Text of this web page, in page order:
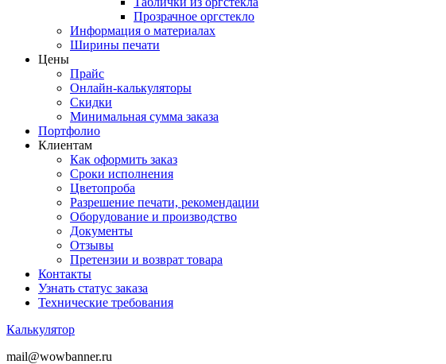
Прозрачное оргстекло
Информация о материалах
Ширины печати
Цены
Прайс
Онлайн-калькуляторы
Скидки
Минимальная сумма заказа
Портфолио
Клиентам
Как оформить заказ
Сроки исполнения
Цветопроба
Разрешение печати, рекомендации
Оборудование и производство
Документы
Отзывы
Претензии и возврат товара
Контакты
Узнать статус заказа
Технические требования
Калькулятор
mail@wowbanner.ru